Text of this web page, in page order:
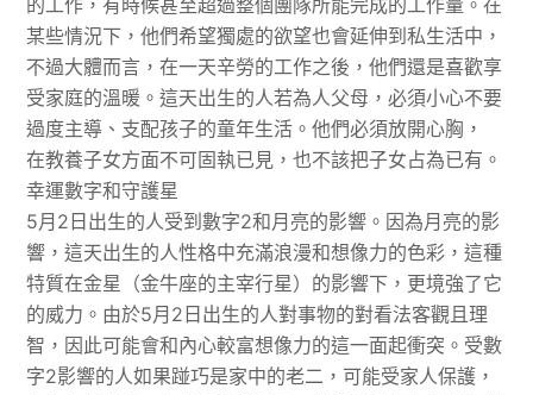
的工作，有時候甚至超過整個團隊所能完成的工作量。在
某些情況下，他們希望獨處的欲望也會延伸到私生活中，
不過大體而言，在一天辛勞的工作之後，他們還是喜歡享
受家庭的溫暖。這天出生的人若為人父母，必須小心不要
過度主導、支配孩子的童年生活。他們必須放開心胸，
在教養子女方面不可固執已見，也不該把子女占為已有。
幸運數字和守護星
5月2日出生的人受到數字2和月亮的影響。因為月亮的影
響，這天出生的人性格中充滿浪漫和想像力的色彩，這種
特質在金星（金牛座的主宰行星）的影響下，更境強了它
的威力。由於5月2日出生的人對事物的對看法客觀且理
智，因此可能會和內心較富想像力的這一面起衝突。受數
字2影響的人如果踫巧是家中的老二，可能受家人保護，